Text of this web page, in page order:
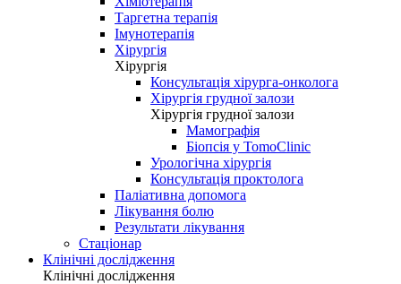
Таргетна терапія
Імунотерапія
Хірургія
Хірургія
Консультація хірурга-онколога
Хірургія грудної залози
Хірургія грудної залози
Мамографія
Біопсія у TomoClinic
Урологічна хірургія
Консультація проктолога
Паліативна допомога
Лікування болю
Результати лікування
Стаціонар
Клінічні дослідження
Клінічні дослідження